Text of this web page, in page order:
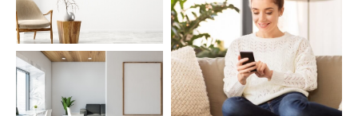
TERRASSE PARKING PISCINE
FILTRER PAR
COUPS DE COEUR